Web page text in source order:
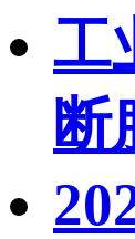
工
断